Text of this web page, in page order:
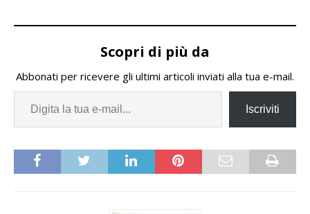
Scopri di più da
Abbonati per ricevere gli ultimi articoli inviati alla tua e-mail.
Iscriviti